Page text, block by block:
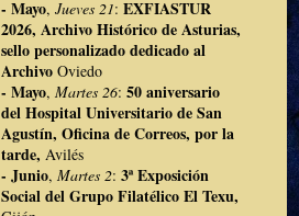
- Mayo, Jueves 21: EXFIASTUR
2026, Archivo Histórico de Asturias,
sello personalizado dedicado al
Archivo Oviedo
- Mayo, Martes 26: 50 aniversario
del Hospital Universitario de San
Agustín, Oficina de Correos, por la
tarde, Avilés
- Junio, Martes 2: 3ª Exposición
Social del Grupo Filatélico El Texu,